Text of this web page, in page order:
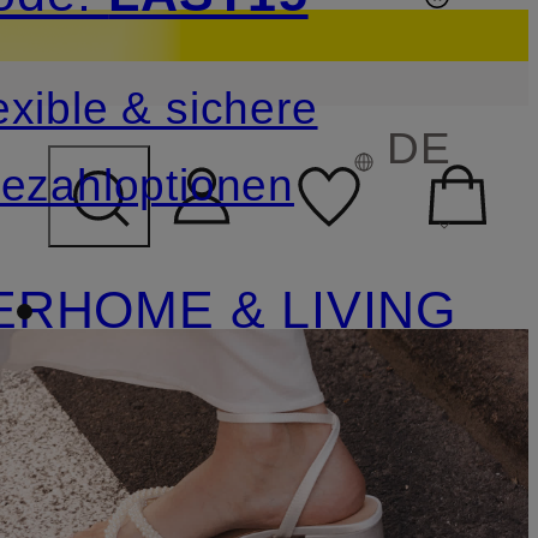
ÜBERSPRINGEN
& sichere
DE
HOME & LIVING